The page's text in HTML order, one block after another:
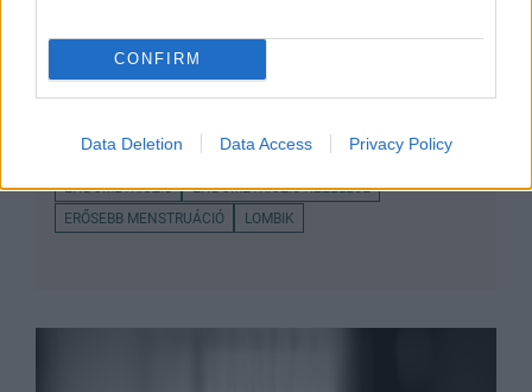
CONFIRM
Data Deletion Data Access Privacy Policy
Legnépszerűbb témák
EGÉSZSÉGES MENSTRUÁCIÓ
MENSTRUÁCIÓS CIKLUS
ENDOMETRIÓZIS
ENDOMETRIÓZIS KEZELÉSE
ERŐSEBB MENSTRUÁCIÓ
LOMBIK